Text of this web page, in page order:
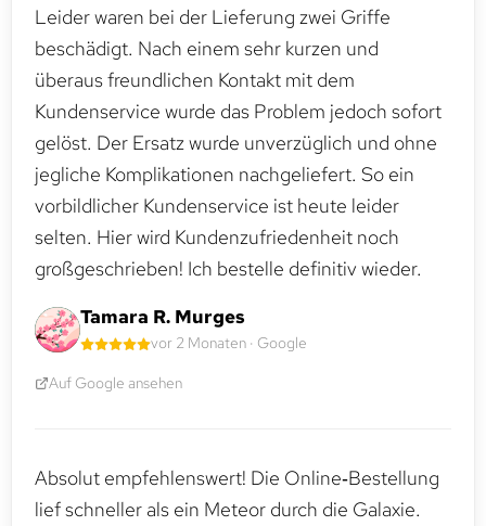
Leider waren bei der Lieferung zwei Griffe
beschädigt. Nach einem sehr kurzen und
überaus freundlichen Kontakt mit dem
Kundenservice wurde das Problem jedoch sofort
gelöst. Der Ersatz wurde unverzüglich und ohne
jegliche Komplikationen nachgeliefert. So ein
vorbildlicher Kundenservice ist heute leider
selten. Hier wird Kundenzufriedenheit noch
großgeschrieben! Ich bestelle definitiv wieder.
Tamara R. Murges
vor 2 Monaten · Google
Auf Google ansehen
Absolut empfehlenswert! Die Online‑Bestellung
lief schneller als ein Meteor durch die Galaxie.